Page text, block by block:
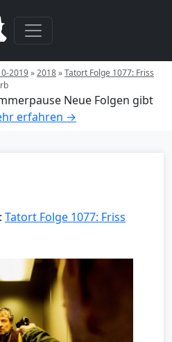
2019»2018»Tatort Folge 1077: Friss
Neue Folgen gibt
erfahren →
Tatort Folge 1077: Friss